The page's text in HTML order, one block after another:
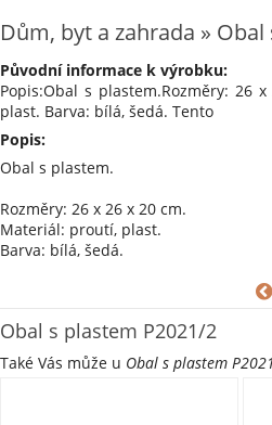
Dům, byt a zahrada »
Původní informace k výrobku:
Popis:Obal s plastem.Rozměry: 26
plast. Barva: bílá, šedá. Tento
Popis:
Obal s plastem.
Rozměry: 26 x 26 x 20 cm.
Materiál: proutí, plast.
Barva: bílá, šedá.
Shrnutí parametrů:
Materiál: Proutí
Obal s plastem P2021/2
Také Vás může u Obal s plastem